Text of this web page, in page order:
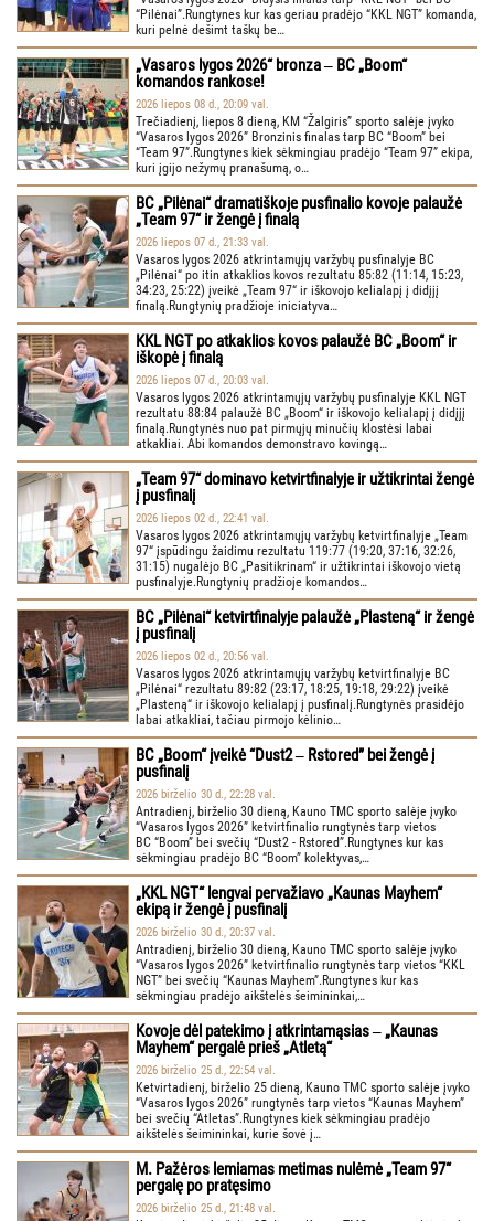
“Pilėnai”.Rungtynes kur kas geriau pradėjo “KKL NGT” komanda,
kuri pelnė dešimt taškų be…
„Vasaros lygos 2026“ bronza ‒ BC „Boom“
komandos rankose!
2026 liepos 08 d., 20:09 val.
Trečiadienį, liepos 8 dieną, KM “Žalgiris” sporto salėje įvyko
“Vasaros lygos 2026” Bronzinis finalas tarp BC “Boom” bei
“Team 97”.Rungtynes kiek sėkmingiau pradėjo “Team 97” ekipa,
kuri įgijo nežymų pranašumą, o…
BC „Pilėnai“ dramatiškoje pusfinalio kovoje palaužė
„Team 97“ ir žengė į finalą
2026 liepos 07 d., 21:33 val.
Vasaros lygos 2026 atkrintamųjų varžybų pusfinalyje BC
„Pilėnai“ po itin atkaklios kovos rezultatu 85:82 (11:14, 15:23,
34:23, 25:22) įveikė „Team 97“ ir iškovojo kelialapį į didįjį
finalą.Rungtynių pradžioje iniciatyva…
KKL NGT po atkaklios kovos palaužė BC „Boom“ ir
iškopė į finalą
2026 liepos 07 d., 20:03 val.
Vasaros lygos 2026 atkrintamųjų varžybų pusfinalyje KKL NGT
rezultatu 88:84 palaužė BC „Boom“ ir iškovojo kelialapį į didįjį
finalą.Rungtynės nuo pat pirmųjų minučių klostėsi labai
atkakliai. Abi komandos demonstravo kovingą…
„Team 97“ dominavo ketvirtfinalyje ir užtikrintai žengė
į pusfinalį
2026 liepos 02 d., 22:41 val.
Vasaros lygos 2026 atkrintamųjų varžybų ketvirtfinalyje „Team
97“ įspūdingu žaidimu rezultatu 119:77 (19:20, 37:16, 32:26,
31:15) nugalėjo BC „Pasitikrinam“ ir užtikrintai iškovojo vietą
pusfinalyje.Rungtynių pradžioje komandos…
BC „Pilėnai“ ketvirtfinalyje palaužė „Plasteną“ ir žengė
į pusfinalį
2026 liepos 02 d., 20:56 val.
Vasaros lygos 2026 atkrintamųjų varžybų ketvirtfinalyje BC
„Pilėnai“ rezultatu 89:82 (23:17, 18:25, 19:18, 29:22) įveikė
„Plasteną“ ir iškovojo kelialapį į pusfinalį.Rungtynės prasidėjo
labai atkakliai, tačiau pirmojo kėlinio…
BC „Boom“ įveikė “Dust2 ‒ Rstored” bei žengė į
pusfinalį
2026 birželio 30 d., 22:28 val.
Antradienį, birželio 30 dieną, Kauno TMC sporto salėje įvyko
“Vasaros lygos 2026” ketvirtfinalio rungtynės tarp vietos
BC “Boom” bei svečių “Dust2 - Rstored”.Rungtynes kur kas
sėkmingiau pradėjo BC “Boom” kolektyvas,…
„KKL NGT“ lengvai pervažiavo „Kaunas Mayhem“
ekipą ir žengė į pusfinalį
2026 birželio 30 d., 20:37 val.
Antradienį, birželio 30 dieną, Kauno TMC sporto salėje įvyko
“Vasaros lygos 2026” ketvirtfinalio rungtynės tarp vietos “KKL
NGT” bei svečių “Kaunas Mayhem”.Rungtynes kur kas
sėkmingiau pradėjo aikštelės šeimininkai,…
Kovoje dėl patekimo į atkrintamąsias ‒ „Kaunas
Mayhem“ pergalė prieš „Atletą“
2026 birželio 25 d., 22:54 val.
Ketvirtadienį, birželio 25 dieną, Kauno TMC sporto salėje įvyko
“Vasaros lygos 2026” rungtynės tarp vietos “Kaunas Mayhem”
bei svečių “Atletas”.Rungtynes kiek sėkmingiau pradėjo
aikštelės šeimininkai, kurie šovė į…
M. Pažėros lemiamas metimas nulėmė „Team 97“
pergalę po pratęsimo
2026 birželio 25 d., 21:48 val.